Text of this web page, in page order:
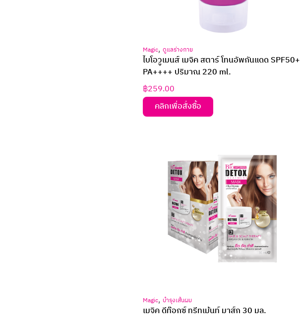
Magic, ดูแลร่างกาย
ไบโอวูเมนส์ เมจิค สตาร์ โทนอัพกันแดด SPF50+
PA++++ ปริมาณ 220 ml.
฿259.00
คลิกเพื่อสั่งซื้อ
Magic, บำรุงเส้นผม
เมจิค ดีท๊อกซ์ ทรีทเม้นท์ มาส์ก 30 มล.